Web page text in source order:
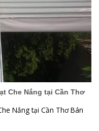
Che Nắng tại Cần Thơ
Nắng tại Cần Thơ Bán